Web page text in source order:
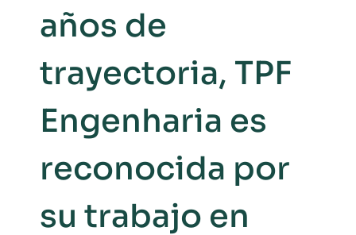
años de
trayectoria, TPF
Engenharia es
reconocida por
su trabajo en